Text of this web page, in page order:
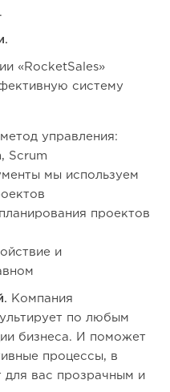
«RocketSales»
систему
управления:
Scrum
мы используем
проектов
и
Компания
по любым
бизнеса. И поможет
процессы, в
для вас прозрачным и